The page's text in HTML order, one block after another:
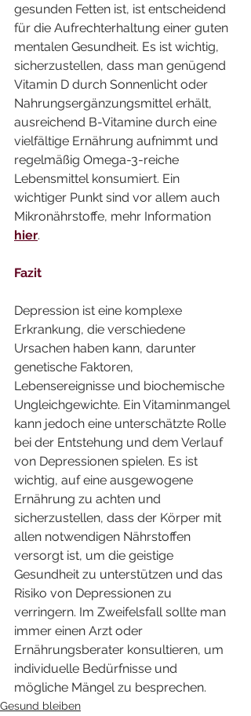
gesunden Fetten ist, ist entscheidend
für die Aufrechterhaltung einer guten
mentalen Gesundheit. Es ist wichtig,
sicherzustellen, dass man genügend
Vitamin D durch Sonnenlicht oder
Nahrungsergänzungsmittel erhält,
ausreichend B-Vitamine durch eine
vielfältige Ernährung aufnimmt und
regelmäßig Omega-3-reiche
Lebensmittel konsumiert. Ein
wichtiger Punkt sind vor allem auch
Mikronährstoffe, mehr Information
hier.
Fazit
Depression ist eine komplexe
Erkrankung, die verschiedene
Ursachen haben kann, darunter
genetische Faktoren,
Lebensereignisse und biochemische
Ungleichgewichte. Ein Vitaminmangel
kann jedoch eine unterschätzte Rolle
bei der Entstehung und dem Verlauf
von Depressionen spielen. Es ist
wichtig, auf eine ausgewogene
Ernährung zu achten und
sicherzustellen, dass der Körper mit
allen notwendigen Nährstoffen
versorgt ist, um die geistige
Gesundheit zu unterstützen und das
Risiko von Depressionen zu
verringern. Im Zweifelsfall sollte man
immer einen Arzt oder
Ernährungsberater konsultieren, um
individuelle Bedürfnisse und
mögliche Mängel zu besprechen.
Gesund bleiben